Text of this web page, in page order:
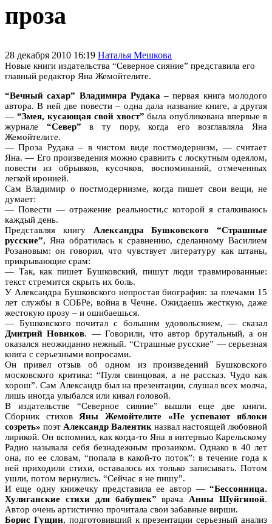
проза
28 декабря 2010 16:19 Наталья Мешкова
Новые книги издательства “Северное сияние” представила его
главный редактор Яна Жемойтелите.
“Вечный сахар” Владимира Рудака – первая книга молодого
автора. В ней две повести – одна дала название книге, а другая
— “Змея, кусающая свой хвост” была опубликована впервые в
журнале “Север” в ту пору, когда его возглавляла Яна
Жемойтелите.
— Проза Рудака – в чистом виде постмодернизм, — считает
Яна. — Его произведения можно сравнить с лоскутным одеялом,
повести из обрывков, кусочков, воспоминаний, отмеченных
легкой иронией.
Сам Владимир о постмодернизме, когда пишет свои вещи, не
думает:
— Повести — отражение реальности,с которой я сталкиваюсь
каждый день.
Представляя книгу Александра Бушковского “Страшные
русские”, Яна обратилась к сравнению, сделанному Василием
Розановым: он говорил, что чувствует литературу как штаны,
прикрывающие срам:
— Так, как пишет Бушковский, пишут люди травмированные:
текст стремится скрыть их боль.
У Александра Бушковского непростая биография: за плечами 15
лет службы в СОБРе, война в Чечне. Ожидаешь жесткую, даже
жестокую прозу – и ошибаешься.
— Бушковского почитал с большим удовольсвием, — сказал
Дмитрий Новиков. — Говорили, что автор брутальный, а он
оказался неожиданно нежный. “Страшные русские” — серьезная
книга с серьезными вопросами.
Он привел отзыв об одном из произведений Бушковского
московского критика: “Пуля свинцовая, а не рассказ. Чудо как
хорош”. Сам Александр был на презентации, слушал всех молча,
лишь иногда улыбался или кивал головой.
В издательстве “Северное сияние” вышли еще две книги.
Сборник стиховЯны Жемойтелите «Не успевают яблоки
созреть» поэт Александр Валентик назвал настоящей любовной
лирикой. Он вспомнил, как когда-то Яна в интервью Карельскому
Радио называла себя безнадежным прозаиком. Однако в 40 лет
она, по ее словам, “попала в какой-то поток”: в течение года к
ней приходили стихи, оставалось их только записывать. Потом
ушли, потом вернулись. “Сейчас я не пишу”.
И еще одну книжечку представила ее автор — “Бессонница.
Хулиганские стихи для бабушек” врача Анны Шуйгиной.
Автор очень артистично прочитала свои забавные вирши.
Борис Гущин, подготовивший к презентации серьезный анализ